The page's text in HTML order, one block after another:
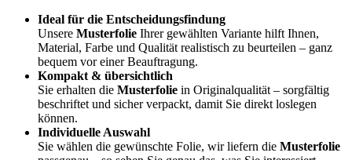
Ideal für die Entscheidungsfindung
Unsere Musterfolie Ihrer gewählten Variante hilft Ihnen,
Material, Farbe und Qualität realistisch zu beurteilen – ganz
bequem vor einer Beauftragung.
Kompakt & übersichtlich
Sie erhalten die Musterfolie in Originalqualität – sorgfältig
beschriftet und sicher verpackt, damit Sie direkt loslegen
können.
Individuelle Auswahl
Sie wählen die gewünschte Folie, wir liefern die Musterfolie